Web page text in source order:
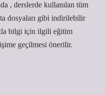
, derslerde kullanılan tüm
dosyaları gibi indirilebilir
bilgi için ilgili eğitim
geçilmesi önerilir.